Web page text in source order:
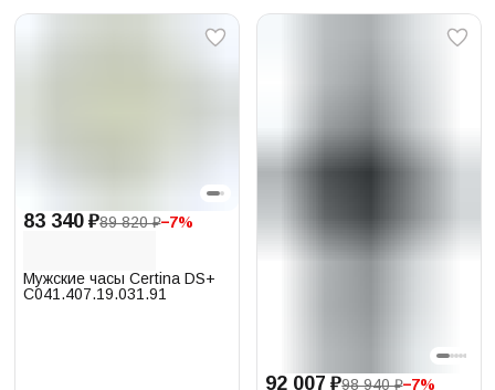
83 340 ₽89 820 ₽−7%
Мужские часы Certina DS+
C041.407.19.031.91
92 007 ₽98 940 ₽−7%